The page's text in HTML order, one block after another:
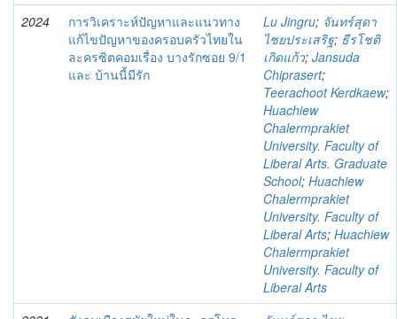
2024
การวิเคราะห์ปัญหาและแนวทาง
แก้ไขปัญหาของครอบครัวไทยใน
ละครซิตคอมเรื่อง บางรักซอย 9/1
และ บ้านนี้มีรัก
Lu Jingru; จันทร์สุดา
ไชยประเสริฐ; ธีรโชติ
เกิดแก้ว; Jansuda
Chiprasert;
Teerachoot Kerdkaew;
Huachiew
Chalermprakiet
University. Faculty of
Liberal Arts. Graduate
School; Huachiew
Chalermprakiet
University. Faculty of
Liberal Arts; Huachiew
Chalermprakiet
University. Faculty of
Liberal Arts